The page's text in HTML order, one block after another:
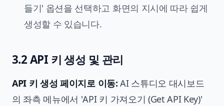
들기' 옵션을 선택하고 화면의 지시에 따라 쉽게
생성할 수 있습니다.
3.2 API 키 생성 및 관리
API 키 생성 페이지로 이동: AI 스튜디오 대시보드
의 좌측 메뉴에서 'API 키 가져오기 (Get API Key)'